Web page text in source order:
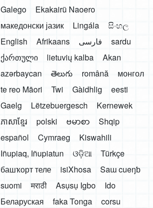
Galego
Ekakairũ Naoero
македонски јазик
Lingála
සිංහල
English
Afrikaans فارسی
sardu
ქართული
lietuvių kalba
Akan
azərbaycan
తెలుగు română
монгол
te reo Māori
Twi Gàidhlig
eesti
Gaelg
Lëtzebuergesch
Kernewek
ភាសាខ្មែរ
polski ဗမာစာ
Shqip
español
Cymraeg
Kiswahili
Iñupiaq, Iñupiatun
ଓଡ଼ିଆ
Türkçe
башҡорт теле
isiXhosa
Saɯ cueŋƅ
suomi
मराठी Asụsụ Igbo
Ido
Беларуская
faka Tonga
corsu